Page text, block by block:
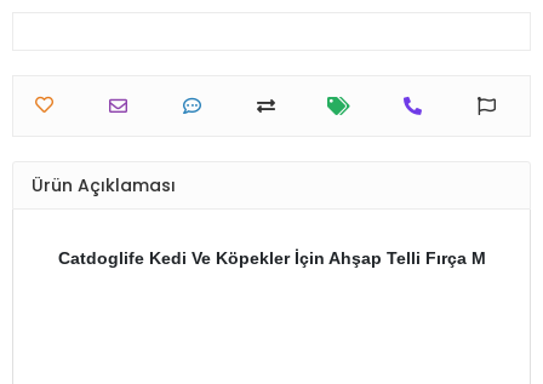
Ürün Açıklaması
Catdoglife Kedi Ve Köpekler İçin Ahşap Telli Fırça M